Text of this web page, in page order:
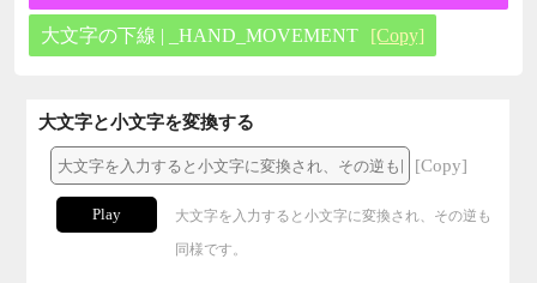
大文字の下線 | _HAND_MOVEMENT [Copy]
大文字と小文字を変換する
[Copy]
Play
大文字を入力すると小文字に変換され、その逆も
同様です。